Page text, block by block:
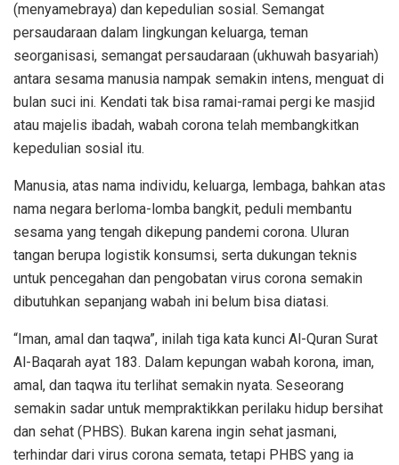
(menyamebraya) dan kepedulian sosial. Semangat
persaudaraan dalam lingkungan keluarga, teman
seorganisasi, semangat persaudaraan (ukhuwah basyariah)
antara sesama manusia nampak semakin intens, menguat di
bulan suci ini. Kendati tak bisa ramai-ramai pergi ke masjid
atau majelis ibadah, wabah corona telah membangkitkan
kepedulian sosial itu.
Manusia, atas nama individu, keluarga, lembaga, bahkan atas
nama negara berloma-lomba bangkit, peduli membantu
sesama yang tengah dikepung pandemi corona. Uluran
tangan berupa logistik konsumsi, serta dukungan teknis
untuk pencegahan dan pengobatan virus corona semakin
dibutuhkan sepanjang wabah ini belum bisa diatasi.
“Iman, amal dan taqwa”, inilah tiga kata kunci Al-Quran Surat
Al-Baqarah ayat 183. Dalam kepungan wabah korona, iman,
amal, dan taqwa itu terlihat semakin nyata. Seseorang
semakin sadar untuk mempraktikkan perilaku hidup bersihat
dan sehat (PHBS). Bukan karena ingin sehat jasmani,
terhindar dari virus corona semata, tetapi PHBS yang ia